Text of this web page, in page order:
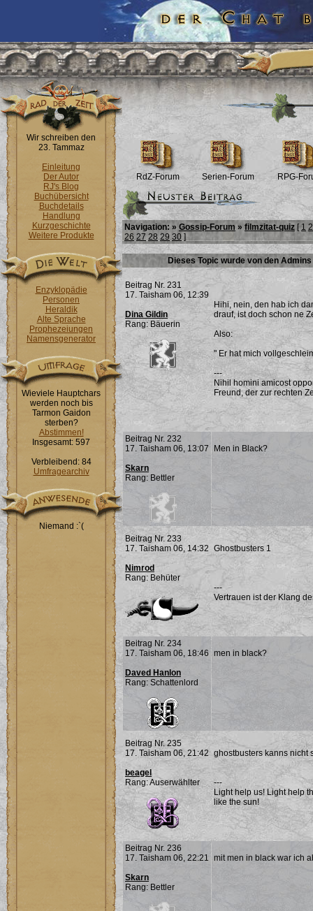
Wir schreiben den
23. Tammaz
Einleitung
Der Autor
RJ's Blog
Buchübersicht
Buchdetails
Handlung
Kurzgeschichte
Weitere Produkte
Enzyklopädie
Personen
Heraldik
Alte Sprache
Prophezeiungen
Namensgenerator
Wieviele Hauptchars
werden noch bis
Tarmon Gaidon
sterben?
Abstimmen!
Insgesamt: 597
Verbleibend: 84
Umfragearchiv
Niemand :`(
RdZ-Forum Serien-Forum RPG-
Navigation: » Gossip-Forum » filmzitat-quiz [1 2
26 27 28 29 30 ]
Dieses Topic wurde von den
Beitrag Nr. 231
17. Taisham 06, 12:39
Dina Gildin
Rang: Bäuerin
Hihi, nein, den hab ich
drauf, ist doch schon ne
Also:
" Er hat mich
---
Nihil homini amicost
Freund, der zur rechten
Beitrag Nr. 232
17. Taisham 06, 13:07
Skarn
Rang: Bettler
Men in Black?
Beitrag Nr. 233
17. Taisham 06, 14:32
Nimrod
Rang: Behüter
Ghostbusters 1
---
Vertrauen ist der Klang
Beitrag Nr. 234
17. Taisham 06, 18:46
Daved Hanlon
Rang: Schattenlord
men in black?
Beitrag Nr. 235
17. Taisham 06, 21:42
beagel
Rang: Auserwählter
ghostbusters kanns nicht
---
Light help us! Light help
like the sun!
Beitrag Nr. 236
17. Taisham 06, 22:21
Skarn
Rang: Bettler
mit men in black war ich